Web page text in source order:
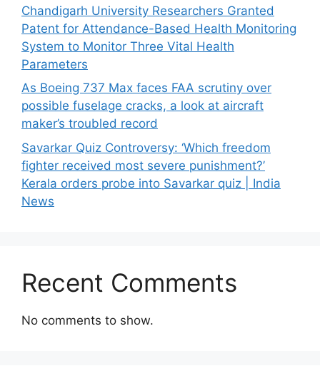
Chandigarh University Researchers Granted
Patent for Attendance-Based Health Monitoring
System to Monitor Three Vital Health
Parameters
As Boeing 737 Max faces FAA scrutiny over
possible fuselage cracks, a look at aircraft
maker’s troubled record
Savarkar Quiz Controversy: ‘Which freedom
fighter received most severe punishment?’
Kerala orders probe into Savarkar quiz | India
News
Recent Comments
No comments to show.